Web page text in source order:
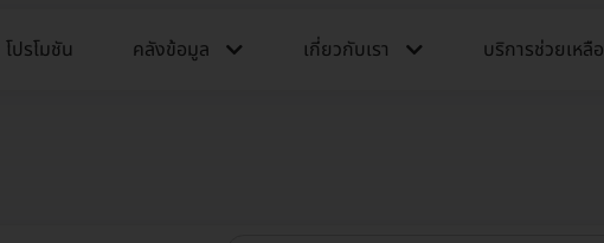
โปรโมชัน คลังข้อมูล​​ เกี่ยวกับเรา บริการช่วยเหลือ